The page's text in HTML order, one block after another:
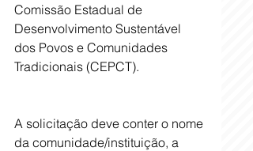
Comissão Estadual de
Desenvolvimento Sustentável
dos Povos e Comunidades
Tradicionais (CEPCT).
A solicitação deve conter o nome
da comunidade/instituição, a